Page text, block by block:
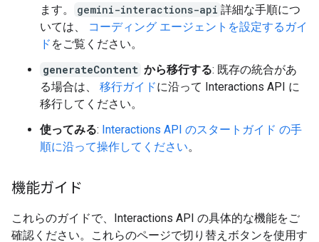
ます。
gemini-interactions-api 詳細な手順につ
いては、
コーディング エージェントを設定するガイ
ド をご覧ください。
generateContent から移行する: 既存の統合があ
る場合は、 移行ガイドに沿って Interactions API に
移行してください。
使ってみる: Interactions API のスタートガイド の手
順に沿って操作してください。
機能ガイド
これらのガイドで、Interactions API の具体的な機能をご
確認ください。これらのページで切り替えボタンを使用す